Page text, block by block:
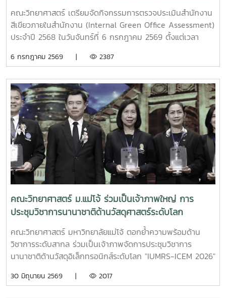
คณะวิทยาศาสตร์ เตรียมจัดกิจกรรมการตรวจประเมินสำนักงาน
สีเขียวภายในสำนักงาน (Internal Green Office Assessment)
ประจำปี 2568 ในวันจันทร์ที่ 6 กรกฎาคม 2569 ตั้งแต่เวลา
องค์กรสู่การเป็นสำนักงานที่เป็นมิตรกับสิ่งแวดล้อมอย่างเป็นรูป
ประการ สำคัญ ได้แก่: เพื่อการตรวจสอบมาตรฐานและความ
สอดคล้อง: มุ่งเน้นให้ทราบว่าระบบการจัดการสิ่งแวดล้อมของ
คณะวิทยาศาสตร์ ดำเนินการเป็นไปตามมาตรฐานสำนักงานสี
เขียว (Green Office) กฎหมายสิ่งแวดล้อมที่เกี่ยวข้อง รวมถึง
สอดคล้องกับนโยบายสิ่งแวดล้อมของคณะวิทยาศาสตร์อย่างถูก
ต้อง เพื่อความต่อเนื่องและการพัฒนาที่ยั่งยืน: มุ่งส่งเสริมและ
ผลักดันให้ระบบการจัดการสิ่งแวดล้อมภายในคณะวิทยาศาสตร์
สามารถดำเนินงานได้อย่างมีประสิทธิภาพและเกิดความต่อเนื่อง
ในระยะยาว การตรวจประเมินในครั้งนี้ถือเป็นกลไกสำคัญในการ
ทบทวนและพัฒนาการบริหารจัดการทรัพยากร พลังงาน และ
ของเสียภายในคณะวิทยาศาสตร์ เพื่อสร้างสภาพแวดล้อมการ
ทำงานที่ดี และสะท้อนถึงความมุ่งมั่นของบุคลากรในการร่วมเป็น
ส่วนหนึ่งของการลดผลกระทบต่อสิ่งแวดล้อมอย่างยั่งยืน
6 กรกฎาคม 2569 | 2387
คณะวิทยาศาสตร์ ม.แม่โจ้ ร่วมเป็นเจ้าภาพใหญ่ การ
ประชุมวิชาการนานาชาติด้านวัสดุศาสตร์ระดับโลก
"IUMRS-ICEM 2026"
คณะวิทยาศาสตร์ มหาวิทยาลัยแม่โจ้ ตอกย้ำความพร้อมด้าน
วิชาการระดับสากล ร่วมเป็นเจ้าภาพจัดการประชุมวิชาการ
นานาชาติด้านวัสดุอิเล็กทรอนิกส์ระดับโลก "IUMRS-ICEM 2026"
(MRS-Thailand) และสมาคมวิจัยวัสดุนานาชาติ (IUMRS)
30 มิถุนายน 2569 | 2017